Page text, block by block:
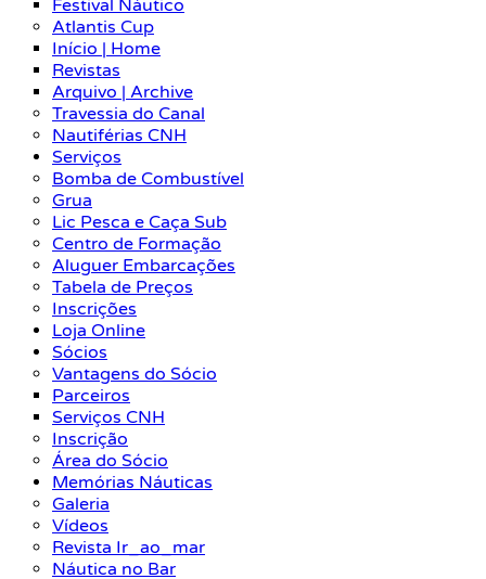
Festival Náutico
Atlantis Cup
Início | Home
Revistas
Arquivo | Archive
Travessia do Canal
Nautiférias CNH
Serviços
Bomba de Combustível
Grua
Lic Pesca e Caça Sub
Centro de Formação
Aluguer Embarcações
Tabela de Preços
Inscrições
Loja Online
Sócios
Vantagens do Sócio
Parceiros
Serviços CNH
Inscrição
Área do Sócio
Memórias Náuticas
Galeria
Vídeos
Revista Ir_ao_mar
Náutica no Bar